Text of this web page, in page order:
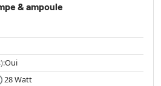
& ampoule
Oui
28 Watt